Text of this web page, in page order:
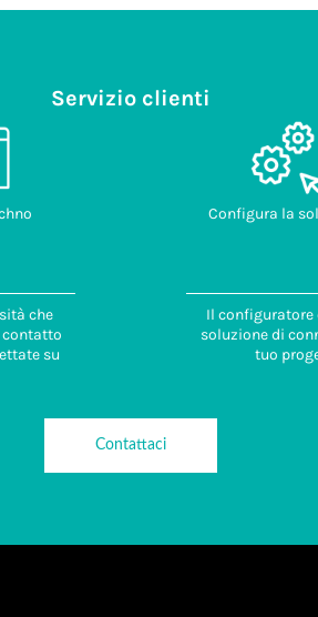
Servizio clienti
Configura la
che
contatto
su
Il configuratore
soluzione di
tuo
Contattaci